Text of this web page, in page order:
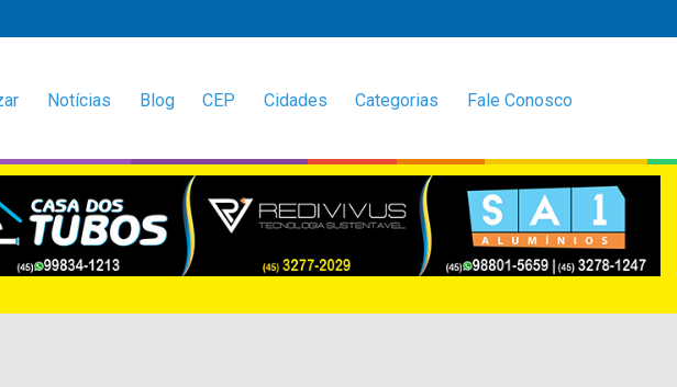
Notícias Blog CEP Cidades Categorias Fale Conosco